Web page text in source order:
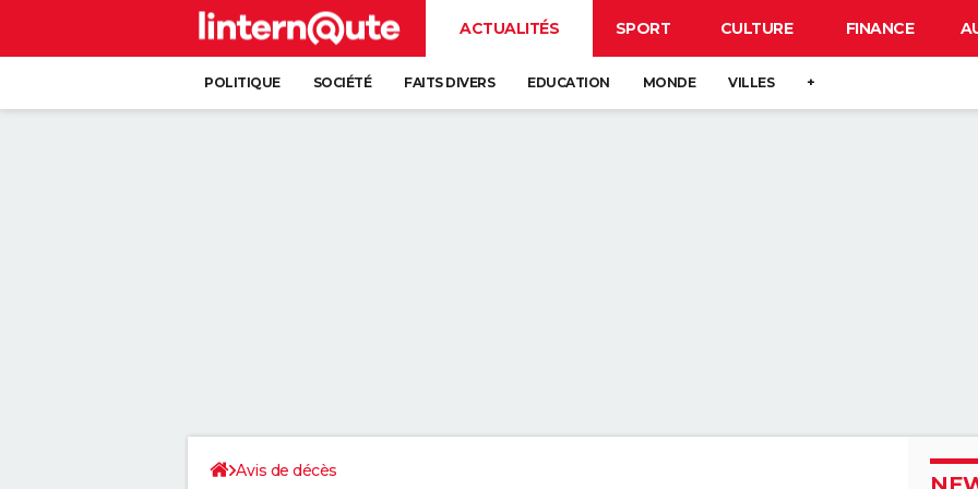
ACTUALITÉS SPORT CULTURE FINANCE
POLITIQUE SOCIÉTÉ FAITS DIVERS EDUCATION MONDE VILLES +
Avis de décès